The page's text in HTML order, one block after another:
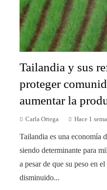
Tailandia y sus
proteger
aumentar la
Carla Ortega Hace 1
Tailandia es una economía
siendo determinante para
a pesar de que su peso en
disminuido...